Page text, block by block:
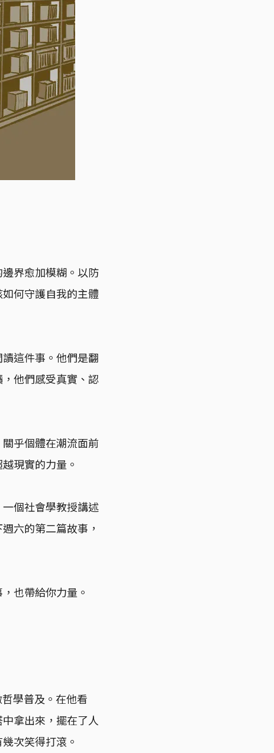
界愈加模糊。以防
何守護自我的主體
這件事。他們是翻
他們感受真實、認
乎個體在潮流面前
現實的力量。
個社會學教授講述
六的第二篇故事，
也帶給你力量。
學普及。在他看
拿出來，擺在了人
次笑得打滾。